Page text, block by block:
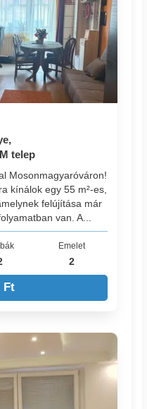
telep
Mosonmagyaróváron!
kínálok egy 55 m²-es,
felújítása már
van. A...
Emelet
2
Ft